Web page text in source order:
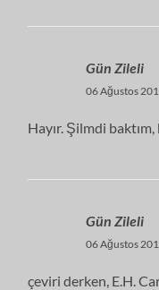
Gün Zileli
06 Ağustos
Hayır. Şilmdi
Gün Zileli
06 Ağustos
çeviri derken, E.H.